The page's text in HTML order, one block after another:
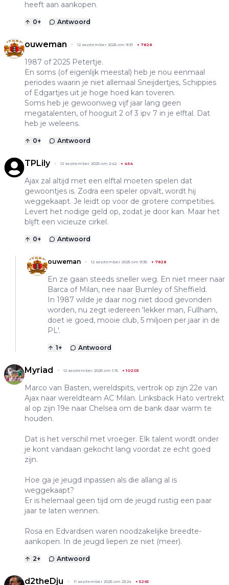
heeft aan aankopen.
0+ Antwoord
ouweman 12 september 2025 om 9:31 + 7828
1987 of 2025 Petertje.
En soms (of eigenlijk meestal) heb je nou eenmaal
periodes waarin je niet allemaal Sneijdertjes, Schippies
of Edgartjes uit je hoge hoed kan toveren.
Soms heb je gewoonweg vijf jaar lang geen
megatalenten, of hooguit 2 of 3 ipv 7 in je elftal. Dat
heb je weleens.
0+ Antwoord
TPLily 12 september 2025 om 2:42 + 464
Ajax zal altijd met een elftal moeten spelen dat
gewoontjes is. Zodra een speler opvalt, wordt hij
weggekaapt. Je leidt op voor de grotere competities.
Levert het nodige geld op, zodat je door kan. Maar het
blijft een vicieuze cirkel.
0+ Antwoord
ouweman 12 september 2025 om 9:35 + 7828
En ze gaan steeds sneller weg. En niet meer naar
Barca of Milan, nee naar Burnley of Sheffield.
In 1987 wilde je daar nog niet dood gevonden
worden, nu zegt iedereen 'lekker man, Fullham,
doet ie goed, mooie club, 5 miljoen per jaar in de
PL'.
1+ Antwoord
Myriad 12 september 2025 om 1:15 +10203
Marco van Basten, wereldspits, vertrok op zijn 22e van
Ajax naar wereldteam AC Milan. Linksback Hato vertrekt
al op zijn 19e naar Chelsea om de bank daar warm te
houden.
Dat is het verschil met vroeger. Elk talent wordt onder
je kont vandaan gekocht lang voordat ze echt goed
zijn.
Hoe ga je jeugd inpassen als die allang al is
weggekaapt?
Er is helemaal geen tijd om de jeugd rustig een paar
jaar te laten wennen.
Rosa en Edvardsen waren noodzakelijke breedte-
aankopen. In de jeugd liepen ze niet (meer).
2+ Antwoord
d2theDju 11 september 2025 om 23:24 + 5265